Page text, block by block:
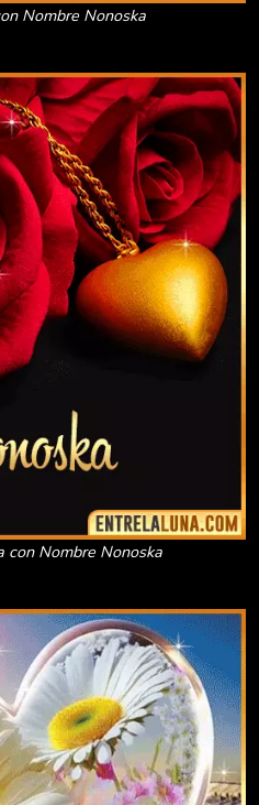
Nombre Nonoska
con Nombre Nonoska